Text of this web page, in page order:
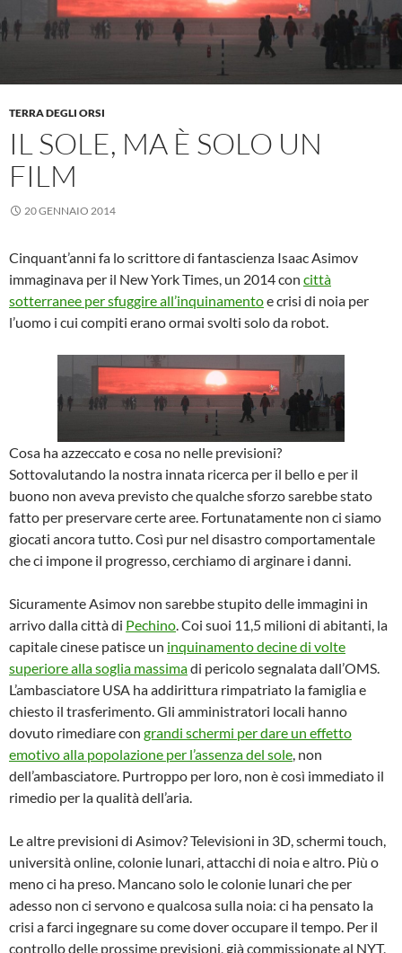
TERRA DEGLI ORSI
IL SOLE, MA È SOLO UN
FILM
20 GENNAIO 2014
Cinquant’anni fa lo scrittore di fantascienza Isaac Asimov
immaginava per il New York Times, un 2014 con città
sotterranee per sfuggire all’inquinamentoe crisi di noia per
l’uomo i cui compiti erano ormai svolti solo da robot.
Cosa ha azzeccato e cosa no nelle previsioni?
Sottovalutando la nostra innata ricerca per il bello e per il
buono non aveva previsto che qualche sforzo sarebbe stato
fatto per preservare certe aree. Fortunatamente non ci siamo
giocati ancora tutto. Così pur nel disastro comportamentale
che ci impone il progresso, cerchiamo di arginare i danni.
Sicuramente Asimov non sarebbe stupito delle immagini in
arrivo dalla città di Pechino. Coi suoi 11,5 milioni di abitanti, la
capitale cinese patisce un inquinamento decine di volte
superiore alla soglia massimadi pericolo segnalata dall’OMS.
L’ambasciatore USA ha addirittura rimpatriato la famiglia e
chiesto il trasferimento. Gli amministratori locali hanno
dovuto rimediare con grandi schermi per dare un effetto
emotivo alla popolazione per l’assenza del sole, non
dell’ambasciatore. Purtroppo per loro, non è così immediato il
rimedio per la qualità dell’aria.
Le altre previsioni di Asimov? Televisioni in 3D, schermi touch,
università online, colonie lunari, attacchi di noia e altro. Più o
meno ci ha preso. Mancano solo le colonie lunari che per
adesso non ci servono e qualcosa sulla noia: ci ha pensato la
crisi a farci ingegnare su come dover occupare il tempo. Per il
controllo delle prossime previsioni, già commissionate al NYT,